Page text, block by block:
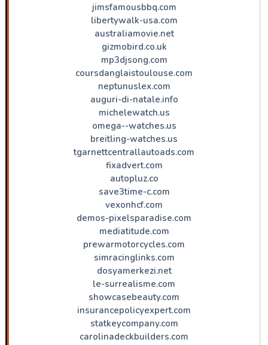
jimsfamousbbq.com
libertywalk-usa.com
australiamovie.net
gizmobird.co.uk
mp3djsong.com
coursdanglaistoulouse.com
neptunuslex.com
auguri-di-natale.info
michelewatch.us
omega--watches.us
breitling-watches.us
tgarnettcentrallautoads.com
fixadvert.com
autopluz.co
save3time-c.com
vexonhcf.com
demos-pixelsparadise.com
mediatitude.com
prewarmotorcycles.com
simracinglinks.com
dosyamerkezi.net
le-surrealisme.com
showcasebeauty.com
insurancepolicyexpert.com
statkeycompany.com
carolinadeckbuilders.com